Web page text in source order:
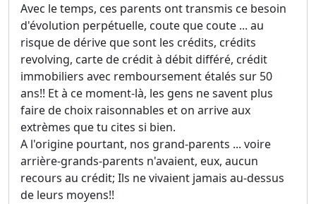
Avec le temps, ces parents ont transmis ce besoin
d'évolution perpétuelle, coute que coute ... au
risque de dérive que sont les crédits, crédits
revolving, carte de crédit à débit différé, crédit
immobiliers avec remboursement étalés sur 50
ans!! Et à ce moment-là, les gens ne savent plus
faire de choix raisonnables et on arrive aux
extrèmes que tu cites si bien.
A l'origine pourtant, nos grand-parents ... voire
arrière-grands-parents n'avaient, eux, aucun
recours au crédit; Ils ne vivaient jamais au-dessus
de leurs moyens!!